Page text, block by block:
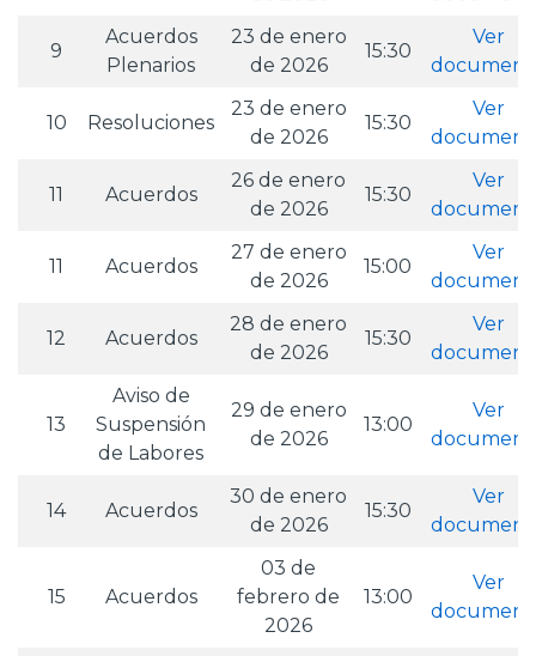
9
Acuerdos
Plenarios
23 de enero
de 2026
15:30
Ver
10 Resoluciones
23 de enero
de 2026
15:30
Ver
11 Acuerdos
26 de enero
de 2026
15:30
Ver
11 Acuerdos
27 de enero
de 2026
15:00
Ver
12 Acuerdos
28 de enero
de 2026
15:30
Ver
13
Aviso de
Suspensión
de Labores
29 de enero
de 2026
13:00
Ver
14 Acuerdos
30 de enero
de 2026
15:30
Ver
15 Acuerdos
03 de
febrero de
2026
13:00
Ver